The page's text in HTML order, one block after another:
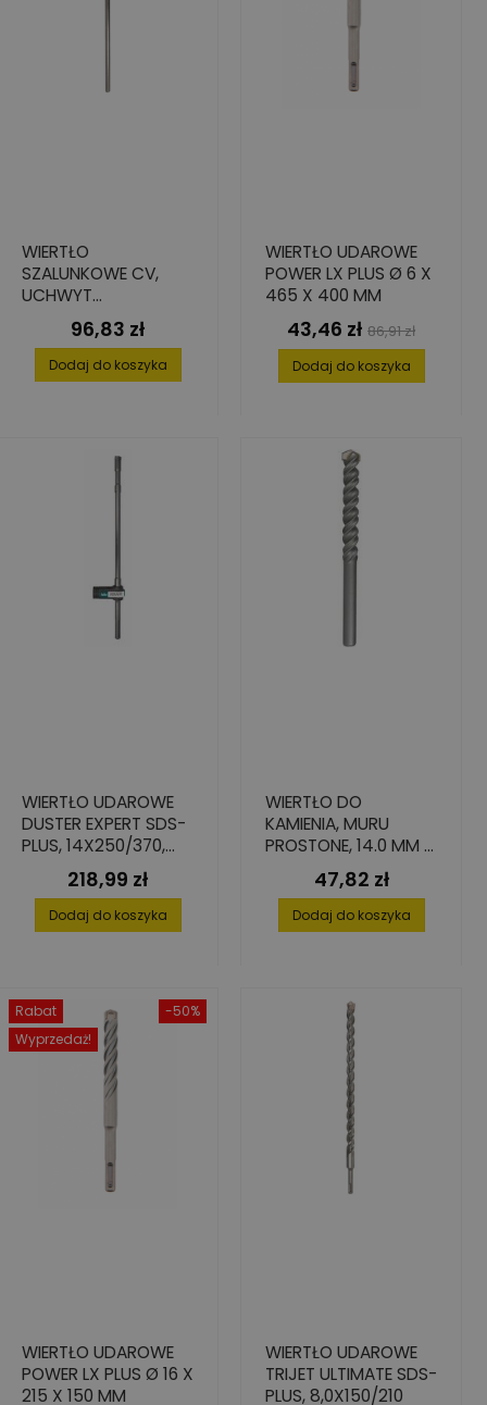
WIERTŁO
SZALUNKOWE CV,
UCHWYT
CYLINDRYCZNY,16X55
Cena
96,83 zł
Dodaj do koszyka
WIERTŁO UDAROWE
POWER LX PLUS Ø 6 X
465 X 400 MM
Cena
43,46 zł Cena
podstawowa
86,91 zł
Dodaj do koszyka
WIERTŁO UDAROWE
DUSTER EXPERT SDS-
PLUS, 14X250/370,
BIONICCena
218,99 zł
Dodaj do koszyka
WIERTŁO DO
KAMIENIA, MURU
PROSTONE, 14.0 MM X
275 MM X 400 MM
Cena
47,82 zł
Dodaj do koszyka
-50%
Rabat
Wyprzedaż!
WIERTŁO UDAROWE
POWER LX PLUS Ø 16 X
215 X 150 MM
WIERTŁO UDAROWE
TRIJET ULTIMATE SDS-
PLUS, 8,0X150/210